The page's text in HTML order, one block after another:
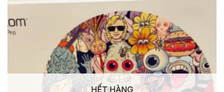
HẾT HÀNG